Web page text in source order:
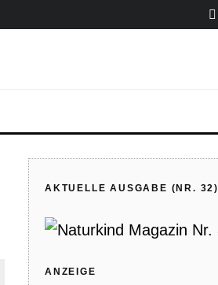
AKTUELLE AUSGABE (NR. 32)
ANZEIGE